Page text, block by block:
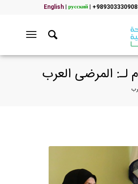
|
English| русский
لـ: المرضى العرب